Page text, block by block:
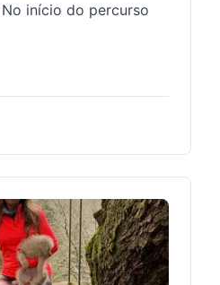
início do percurso